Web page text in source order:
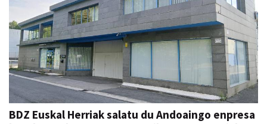
BDZ Euskal Herriak salatu du Andoaingo enpresa